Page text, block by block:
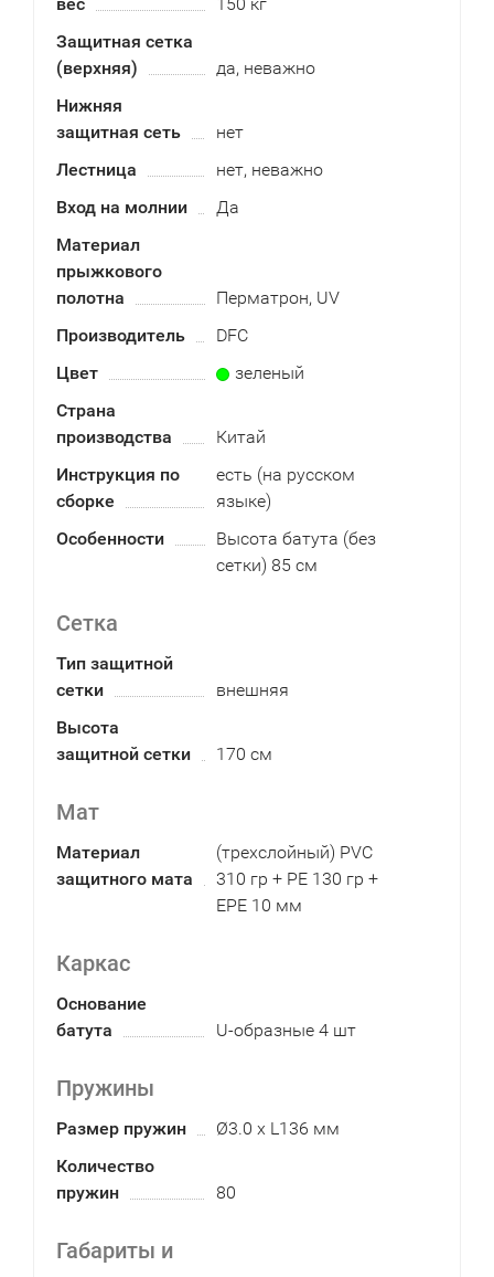
Защитная сетка
(верхняя)
да, неважно
Нижняя
защитная сеть
нет
Лестница
нет, неважно
Вход на молнии
Да
Материал
прыжкового
полотна
Перматрон, UV
Производитель
DFC
Цвет
зеленый
Страна
производства
Китай
Инструкция по
сборке
есть (на русском
языке)
Особенности
Высота батута (без
сетки) 85 см
Сетка
Тип защитной
сетки
внешняя
Высота
защитной сетки
170 см
Мат
Материал
защитного мата
(трехслойный) PVC
310 гр + PE 130 гр +
EPE 10 мм
Каркас
Основание
батута
U-образные 4 шт
Пружины
Размер пружин
Ø3.0 х L136 мм
Количество
пружин
80
Габариты и